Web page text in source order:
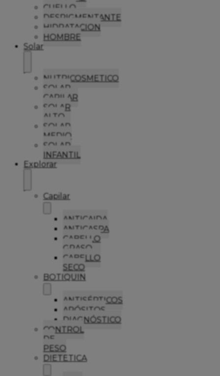
CUELLO
DESPIGMENTANTE
HIDRATACION
HOMBRE
Solar
NUTRICOSMETICO
SOLAR
CAPILAR
SOLAR
ALTO
SOLAR
MEDIO
SOLAR
INFANTIL
Explorar
Capilar
ANTICAIDA
ANTICASPA
CABELLO
GRASO
CABELLO
SECO
BOTIQUIN
ANTISÉPTICOS
APÓSITOS
DIAGNÓSTICO
CONTROL
DE
PESO
DIETETICA